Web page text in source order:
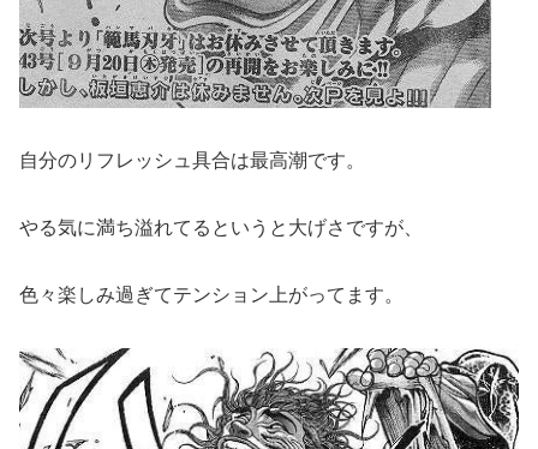
自分のリフレッシュ具合は最高潮です。
やる気に満ち溢れてるというと大げさですが、
色々楽しみ過ぎてテンション上がってます。